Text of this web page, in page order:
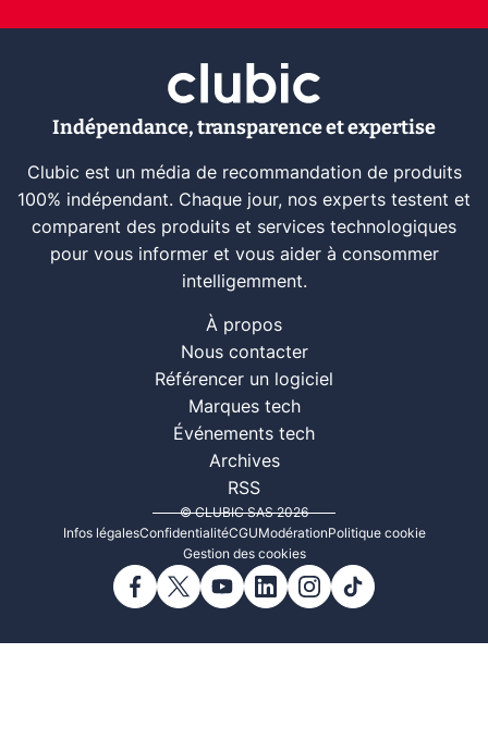
Indépendance, transparence et expertise
Clubic est un média de recommandation de produits
100% indépendant. Chaque jour, nos experts testent et
comparent des produits et services technologiques
pour vous informer et vous aider à consommer
intelligemment.
À propos
Nous contacter
Référencer un logiciel
Marques tech
Événements tech
Archives
RSS
© CLUBIC SAS 2026
Infos légalesConfidentialitéCGUModérationPolitique cookie
Gestion des cookies